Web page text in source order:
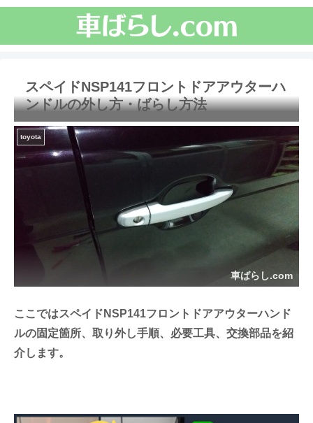
スペイドNSP141フロントドアアウターハ
ンドルの外し方・ばらし方法
toyota
車ばらし.com
ここではスペイドNSP141フロントドアアウターハンド
ルの固定箇所、取り外し手順、必要工具、交換部品を紹
介します。